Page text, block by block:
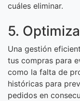
cuáles eliminar.
5.
Una gestión
tus compras para
como la falta de
históricas para
pedidos en